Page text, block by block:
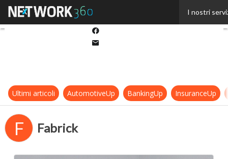
I nostri
Ultimi articoli AutomotiveUp BankingUp InsuranceUp
F Fabrick